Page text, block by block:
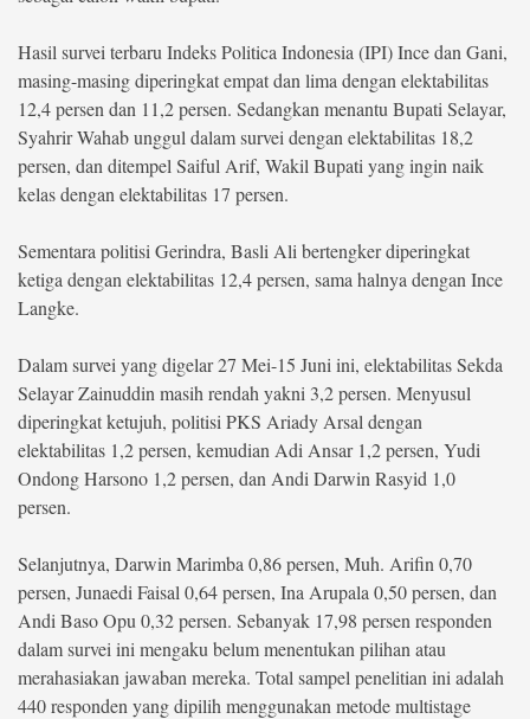
Hasil survei terbaru Indeks Politica Indonesia (IPI)‎ Ince dan Gani,
masing-masing diperingkat empat dan lima dengan elektabilitas
12,4 persen dan 11,2 persen.‎ Sedangkan menantu Bupati Selayar,
Syahrir Wahab unggul dalam survei dengan elektabilitas 18,2
persen, dan ditempel Saiful Arif, Wakil Bupati yang ingin naik
kelas dengan elektabilitas 17 persen.
‎Sementara politisi Gerindra, Basli Ali bertengker diperingkat
ketiga dengan elektabilitas 12,4 persen, sama halnya dengan Ince
Langke.
Dalam survei yang digelar 27 Mei-15 Juni ini, elektabilitas Sekda
Selayar Zainuddin masih rendah yakni 3,2 persen. Menyusul
diperingkat ketujuh, politisi PKS Ariady Arsal dengan
elektabilitas 1,2 persen, kemudian Adi Ansar 1,2 persen, Yudi
Ondong Harsono 1,2 persen, dan Andi Darwin Rasyid 1,0
persen‎.
Selanjutnya, Darwin Marimba 0,86 persen, Muh. Arifin 0,70
persen, Junaedi Faisal 0,64 persen, Ina Arupala 0,50 persen, dan
Andi Baso Opu 0,32 persen. Sebanyak 17,98 persen responden
dalam survei ini mengaku belum menentukan pilihan atau
merahasiakan jawaban mereka. Total sampel penelitian ini adalah
440 responden yang dipilih menggunakan metode multistage